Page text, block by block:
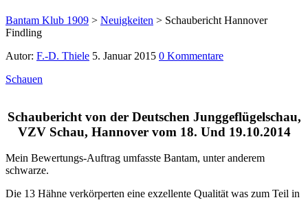
Bantam Klub 1909 > Neuigkeiten > Schaubericht Hannover
Findling
Autor: F.-D. Thiele 5. Januar 2015 0 Kommentare
Schauen
Schaubericht von der Deutschen Junggeflügelschau,
VZV Schau, Hannover vom 18. Und 19.10.2014
Mein Bewertungs-Auftrag umfasste Bantam, unter anderem
schwarze.
Die 13 Hähne verkörperten eine exzellente Qualität was zum Teil in